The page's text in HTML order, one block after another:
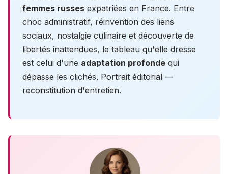
femmes russes expatriées en France. Entre
choc administratif, réinvention des liens
sociaux, nostalgie culinaire et découverte de
libertés inattendues, le tableau qu'elle dresse
est celui d'une adaptation profonde qui
dépasse les clichés. Portrait éditorial —
reconstitution d'entretien.